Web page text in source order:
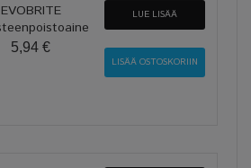
EVOBRITE
5,94 €
LUE LISÄÄ